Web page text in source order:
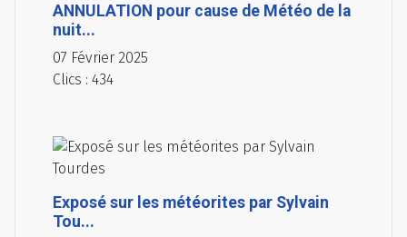
ANNULATION pour cause de Météo de la
nuit...
07 Février 2025
Clics : 434
Exposé sur les météorites par Sylvain
Tou...